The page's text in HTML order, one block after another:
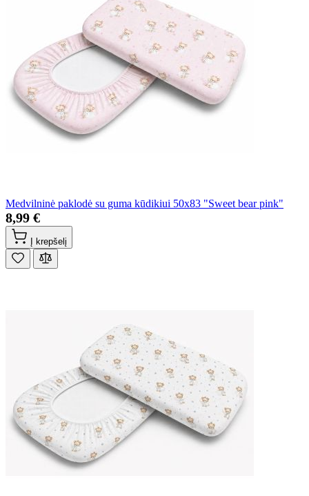
Medvilninė paklodė su guma kūdikiui 50x83 "Sweet bear pink"
8,99 €
Į krepšelį